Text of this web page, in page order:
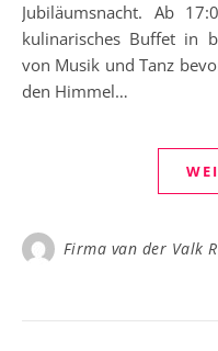
Jubiläumsnacht. Ab
kulinarisches Buffet in
von Musik und Tanz
den Himmel…
Firma van der Valk